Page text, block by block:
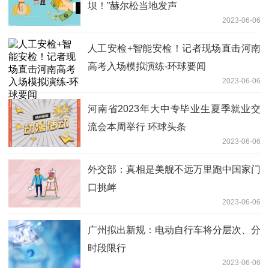
坝！”赫尔松当地发声
2023-06-06
人工安检+智能安检！记者现场直击河南
高考入场模拟演练-环球要闻
2023-06-06
河南省2023年大中专毕业生夏季就业交
流会本周举行 环球头条
2023-06-06
外交部：真相是美舰不远万里跑中国家门
口挑衅
2023-06-06
广州拟出新规：电动自行车将分层次、分
时段限行
2023-06-06